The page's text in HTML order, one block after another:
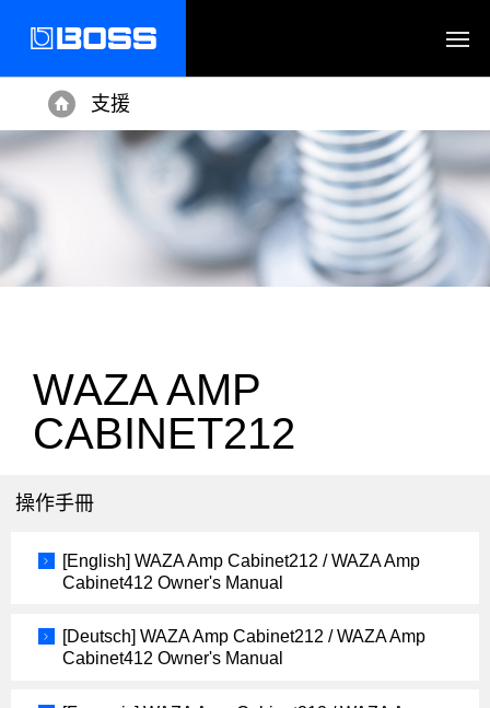
Home
支援
WAZA AMP
CABINET212
操作手冊
[English] WAZA Amp Cabinet212 / WAZA Amp
Cabinet412 Owner's Manual
[Deutsch] WAZA Amp Cabinet212 / WAZA Amp
Cabinet412 Owner's Manual